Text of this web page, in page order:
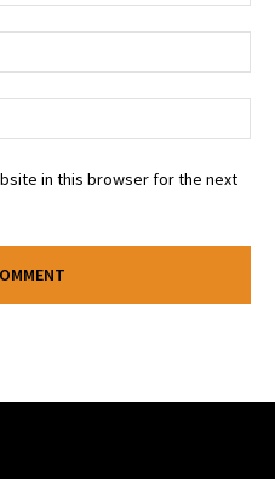
in this browser for the next